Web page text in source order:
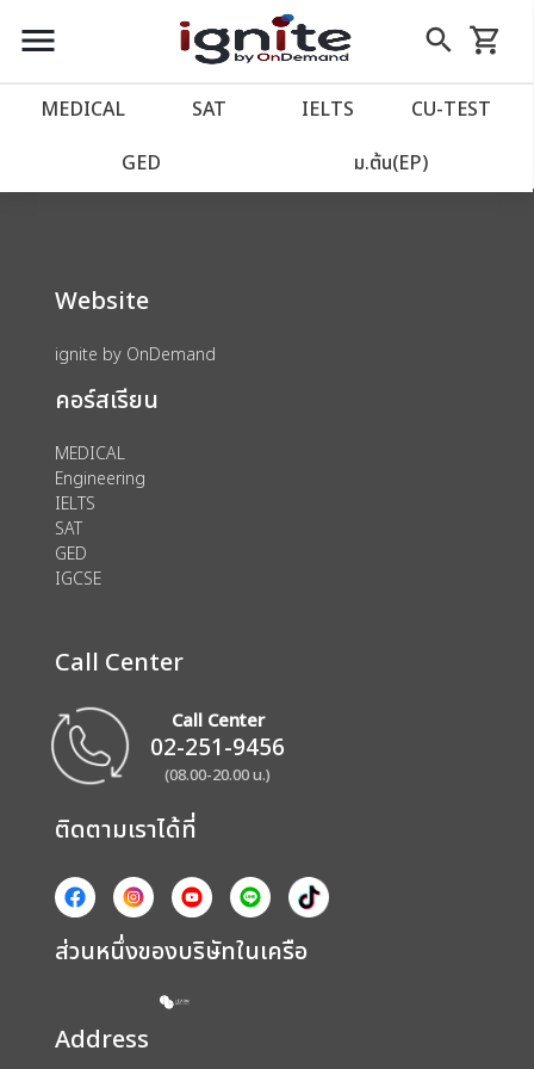
close
account_balance หน้าแรก
เว็บไซต์อิกไนท์
import_contacts วางแผนการเรียน
account_circle เข้าสู่ระบบ
assignment ลงทะเบียน
menu search
Skip
to
shopping_cart
รถเข็น
MEDICAL SAT IELTS CU‑TEST
GED ม.ต้น(EP)
We could not find anything for 80002040
Website
ignite by OnDemand
คอร์สเรียน
MEDICAL
Engineering
IELTS
SAT
GED
IGCSE
Call Center
Call Center
02-251-9456
(08.00-20.00 น.)
ติดตามเราได้ที่
ส่วนหนึ่งของบริษัทในเครือ
Address